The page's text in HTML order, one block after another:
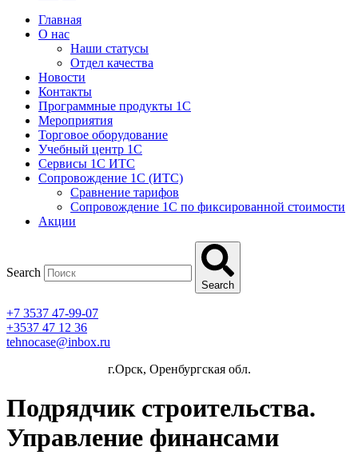
Главная
О нас
Наши статусы
Отдел качества
Новости
Контакты
Программные продукты 1C
Мероприятия
Торговое оборудование
Учебный центр 1C
Сервисы 1C ИТС
Сопровождение 1С (ИТС)
Сравнение тарифов
Сопровождение 1С по фиксированной стоимости
Акции
Search
Search
+7 3537 47-99-07
+3537 47 12 36
tehnocase@inbox.ru
г.Орск, Оренбургская обл.
Подрядчик строительства.
Управление финансами